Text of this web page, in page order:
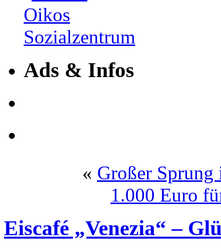
Ads & Infos
« Großer
1.000 Euro
Eiscafé „Venezia“ –